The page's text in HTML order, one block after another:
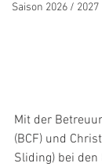
Saison 2026 / 2027
Mit der
(BCF) und
Sliding) bei